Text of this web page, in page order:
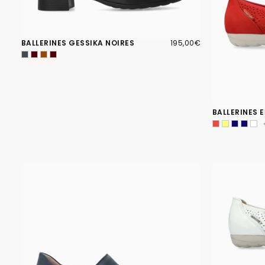
BALLERINES GESSIKA NOIRES 195,00€
PRIX
195,00€
BALLERINES